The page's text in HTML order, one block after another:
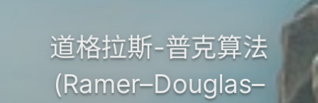
道格拉斯-普克算法
(Ramer–Douglas–